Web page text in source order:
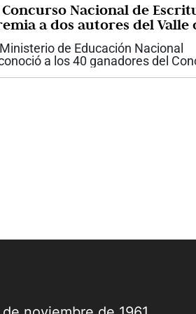
Concurso Nacional de
a dos autores del Valle
de Educación Nacional
a los 40 ganadores del
de Escritura 2026: Historias